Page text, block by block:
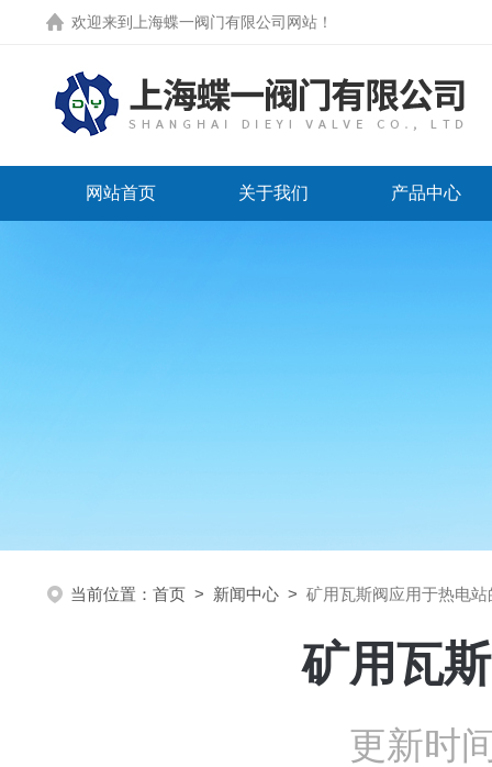
欢迎来到 上海蝶一阀门有限公司网站 ！
网站首页 关于我们 产品中心
当前位置： 首页 > 新闻中心 > 矿用瓦斯阀应用于热电
矿用瓦
更新时